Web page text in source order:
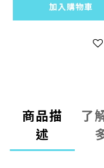
加入購物車
商品描
述
了